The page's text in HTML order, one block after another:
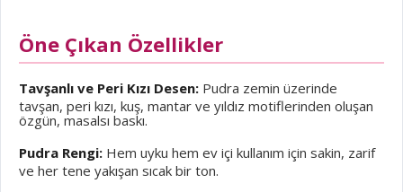
Öne Çıkan Özellikler
Tavşanlı ve Peri Kızı Desen: Pudra zemin üzerinde
tavşan, peri kızı, kuş, mantar ve yıldız motiflerinden oluşan
özgün, masalsı baskı.
Pudra Rengi: Hem uyku hem ev içi kullanım için sakin, zarif
ve her tene yakışan sıcak bir ton.